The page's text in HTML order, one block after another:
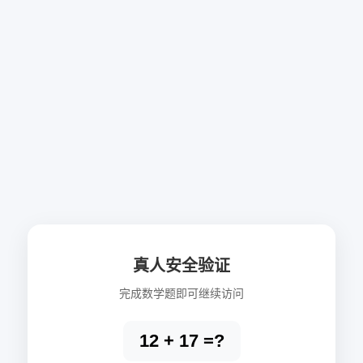
真人安全验证
完成数学题即可继续访问
12 + 17 =?